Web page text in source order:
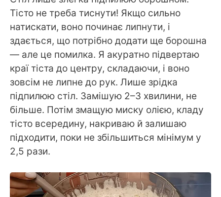
Тісто не треба тиснути! Якщо сильно
натискати, воно починає липнути, і
здається, що потрібно додати ще борошна
— але це помилка. Я акуратно підвертаю
краї тіста до центру, складаючи, і воно
зовсім не липне до рук. Лише зрідка
підпилюю стіл. Замішую 2–3 хвилини, не
більше. Потім змащую миску олією, кладу
тісто всередину, накриваю й залишаю
підходити, поки не збільшиться мінімум у
2,5 рази.